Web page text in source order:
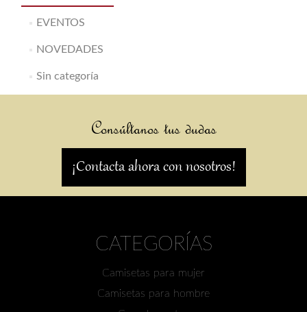
EVENTOS
NOVEDADES
Sin categoría
Consúltanos tus dudas
¡Contacta ahora con nosotros!
CATEGORÍAS
Camisetas para mujer
Camisetas para hombre